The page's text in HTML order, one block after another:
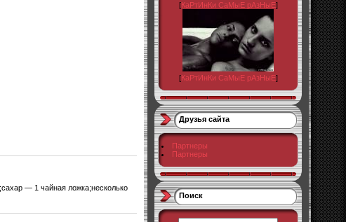
— 1 чайная ложка;несколько
[КаРтИнКи СаМыЕ рАзНыЕ]
[КаРтИнКи СаМыЕ рАзНыЕ]
Друзья сайта
Партнеры
Партнеры
Поиск